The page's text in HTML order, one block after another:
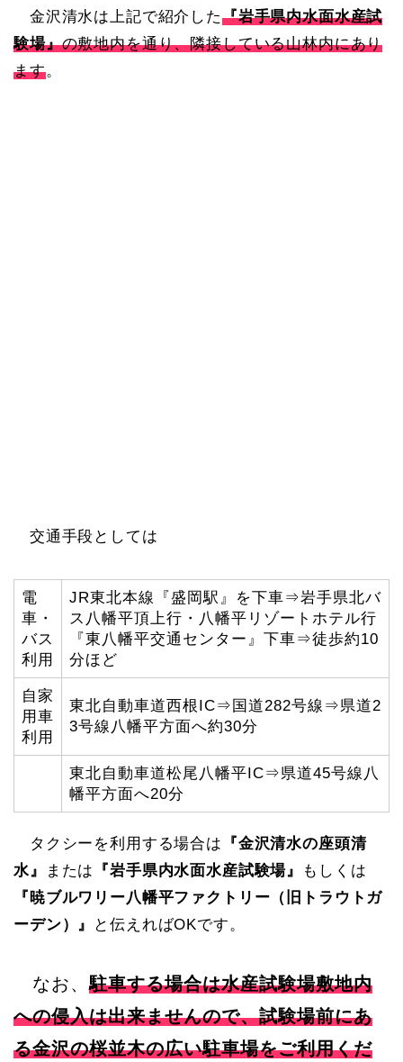
金沢清水は上記で紹介した『岩手県内水面水産試
験場』の敷地内を通り、隣接している山林内にあり
ます。
交通手段としては
電
車・
バス
利用
JR東北本線『盛岡駅』を下車⇒岩手県北バ
ス八幡平頂上行・八幡平リゾートホテル行
『東八幡平交通センター』下車⇒徒歩約10
分ほど
自家
用車
利用
東北自動車道西根IC⇒国道282号線⇒県道2
3号線八幡平方面へ約30分
東北自動車道松尾八幡平IC⇒県道45号線八
幡平方面へ20分
タクシーを利用する場合は
『金沢清水の座頭清
水』
または 『岩手県内水面水産試験場』
もしくは
『暁ブルワリー八幡平ファクトリー（旧トラウトガ
ーデン）』
と伝えればOKです。
なお、駐車する場合は水産試験場敷地内
への侵入は出来ませんので、試験場前にあ
る金沢の桜並木の広い駐車場をご利用くだ